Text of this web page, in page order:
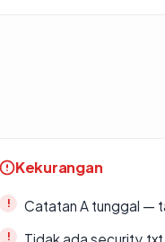
Kekurangan
Catatan A tunggal —
Tidak ada